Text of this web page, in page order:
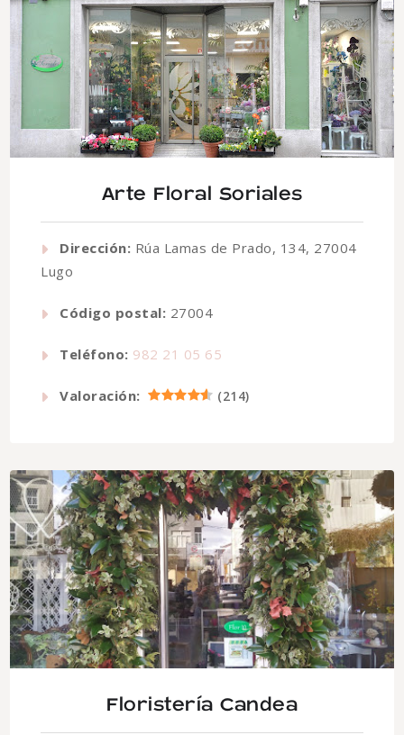
Arte Floral Soriales
Dirección: Rúa Lamas de Prado, 134, 27004
Lugo
Código postal: 27004
Teléfono: 982 21 05 65
Valoración: (214)
Floristería Candea